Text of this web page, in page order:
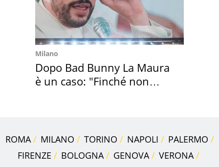
Milano
Dopo Bad Bunny La Maura
è un caso: "Finché non
ROMA MILANO TORINO NAPOLI
PALERMO
FIRENZE
BOLOGNA GENOVA
VERONA